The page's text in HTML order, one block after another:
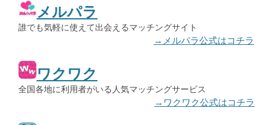
メルパラ
誰でも気軽に使えて出会えるマッチングサイト
→メルパラ公式はコチラ
ワクワク
全国各地に利用者がいる人気マッチングサービス
→ワクワク公式はコチラ